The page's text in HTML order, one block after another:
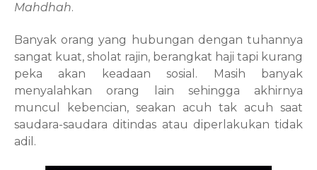
Mahdhah.
Banyak orang yang hubungan dengan tuhannya
sangat kuat, sholat rajin, berangkat haji tapi kurang
peka akan keadaan sosial. Masih banyak
menyalahkan orang lain sehingga akhirnya
muncul kebencian, seakan acuh tak acuh saat
saudara-saudara ditindas atau diperlakukan tidak
adil.